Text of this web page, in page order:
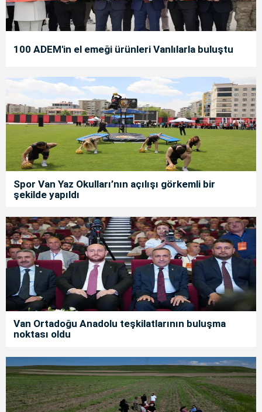
100 ADEM'in el emeği ürünleri Vanlılarla buluştu
Spor Van Yaz Okulları’nın açılışı görkemli bir
şekilde yapıldı
Van Ortadoğu Anadolu teşkilatlarının buluşma
noktası oldu